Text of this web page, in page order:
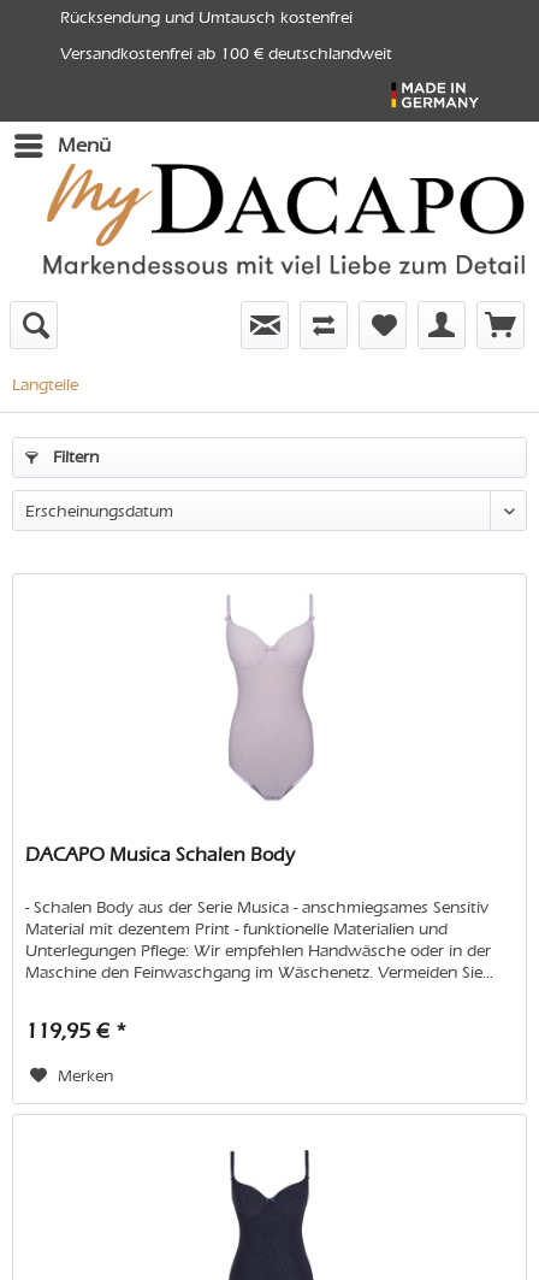
Rücksendung und Umtausch kostenfrei
Versandkostenfrei ab 100 € deutschlandweit
Menü
Langteile
Filtern
DACAPO Musica Schalen Body
- Schalen Body aus der Serie Musica - anschmiegsames Sensitiv
Material mit dezentem Print - funktionelle Materialien und
Unterlegungen Pflege: Wir empfehlen Handwäsche oder in der
Maschine den Feinwaschgang im Wäschenetz. Vermeiden Sie...
119,95 € *
Merken